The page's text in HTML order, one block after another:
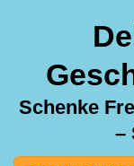
Schenke
–